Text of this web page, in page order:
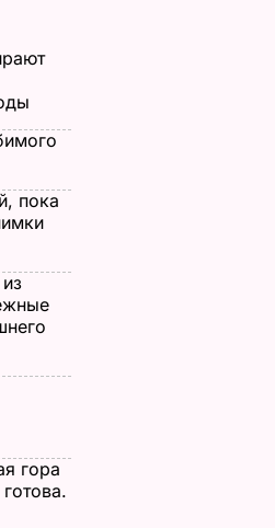
пока
гора